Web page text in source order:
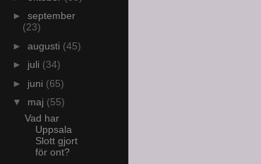
► september
(23)
► augusti (45)
► juli (34)
► juni (65)
▼ maj (55)
Vad har
Uppsala
Slott gjort
för ont?